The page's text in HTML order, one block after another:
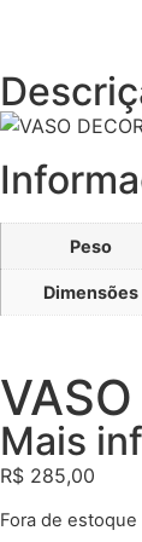
Peso
Dimensões
Mais
R$ 285,00
Fora de estoque